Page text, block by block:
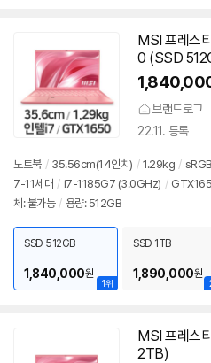
MSI 프레스
0 (SSD
브랜드로그
22.11. 등록
노트북 / 35.56cm(14인치) / 1.29kg /
7-11세대 / i7-1185G7 (3.0GHz) /
체: 불가능 / 용량: 512GB
1위
SSD 512GB
1,840,000원
SSD 1TB
1,890,000원
MSI 프레스
2TB)